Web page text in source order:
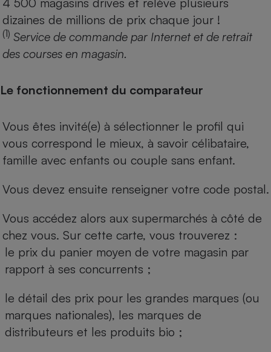
dizaines de millions de prix chaque jour !
(1) Service de commande par Internet et de retrait
des courses en magasin.
Le fonctionnement du comparateur
Vous êtes invité(e) à sélectionner le profil qui
vous correspond le mieux, à savoir célibataire,
famille avec enfants ou couple sans enfant.
Vous devez ensuite renseigner votre code postal.
Vous accédez alors aux supermarchés à côté de
chez vous. Sur cette carte, vous trouverez :
le prix du panier moyen de votre magasin par
rapport à ses concurrents ;
le détail des prix pour les grandes marques (ou
marques nationales), les marques de
distributeurs et les produits bio ;